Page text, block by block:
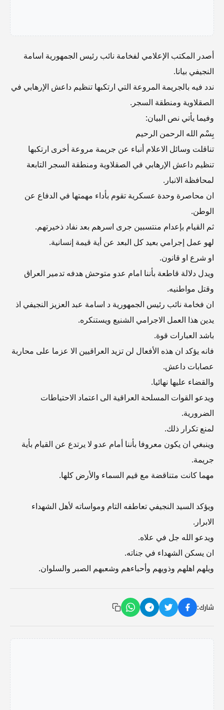
أصدر المكتب الإعلامي لفخامة نائب رئيس الجمهورية اسامة
النجيفي بيانا.
ندد فيه بالجريمة المروعة التي ارتكبها تنظيم داعش الإرهابي في
الصقلاوية ومنطقة السجر.
وفيما يأتي نص البيان:
بِسْم الله الرحمن الرحيم
تناقلت وسائل الاعلام أنباء عن جريمة مروعة أخرى ارتكبها
تنظيم داعش الإرهابي في الصقلاوية ومنطقة السجر التابعة
لمحافظة الانبار.
ان محاصرة وحدة عسكرية تقوم بأداء مهمتها في الدفاع عن
الوطن.
ثم القيام بإعدام منتسبين جرى اسرهم بعد نفاد ذخيرتهم.
لهو عمل إجرامي بعيد كل البعد عن أية قيمة إنسانية.
او شرع او قانون.
ويدل دلالة قاطعة بأننا امام عدو متوحش هدفه تدمير العراق
وقتل مواطنيه.
ان فخامة نائب رئيس الجمهورية د اسامة عبد العزيز النجيفي اذ
يدين هذا العمل الاجرامي الشنيع ويستنكره.
باشد العبارات قوة.
فانه يؤكد ان هذه الأفعال لن تزيد العراقيين الا عزما على محاربة
عصابات داعش.
والقضاء عليها نهائيا.
ويدعو القوات المسلحة العراقية الى اعتماد الاحتياطات
الضرورية.
لمنع تكرار ذلك.
وينبغي ان يكون معروفا بأننا أمام عدو لا يرتدع عن القيام بأية
جريمة.
مهما كانت متناقضة مع قيم السماء والأرض كلها.
ويؤكد السيد النجيفي تعاطفه التام ومواساته لأهل الشهداء
الابرار.
ويدعو الله جل في علاه.
ان يسكن الشهداء في جناته.
ويلهم اهلهم وذويهم وأحباءهم وشعبهم الصبر والسلوان.
شارك: